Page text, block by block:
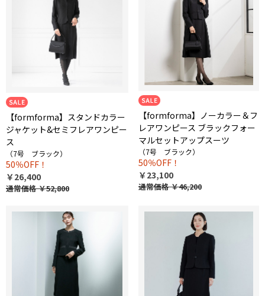
【formforma】スタンドカラー
ジャケット&セミフレアワンピー
ス
（7号 ブラック）
50％OFF！
￥26,400
通常価格￥52,800
【formforma】ノーカラー＆フ
レアワンピース ブラックフォー
マルセットアップスーツ
（7号 ブラック）
50％OFF！
￥23,100
通常価格￥46,200